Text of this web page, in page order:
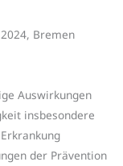
Bremen
Auswirkungen
insbesondere
der Prävention